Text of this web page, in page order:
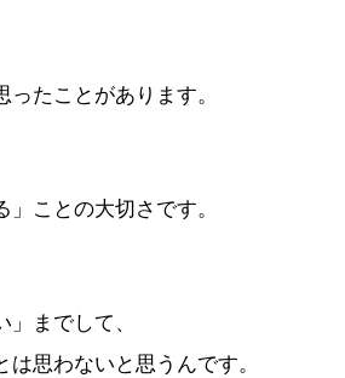
たことがあります。
」ことの大切さです。
までして、
思わないと思うんです。